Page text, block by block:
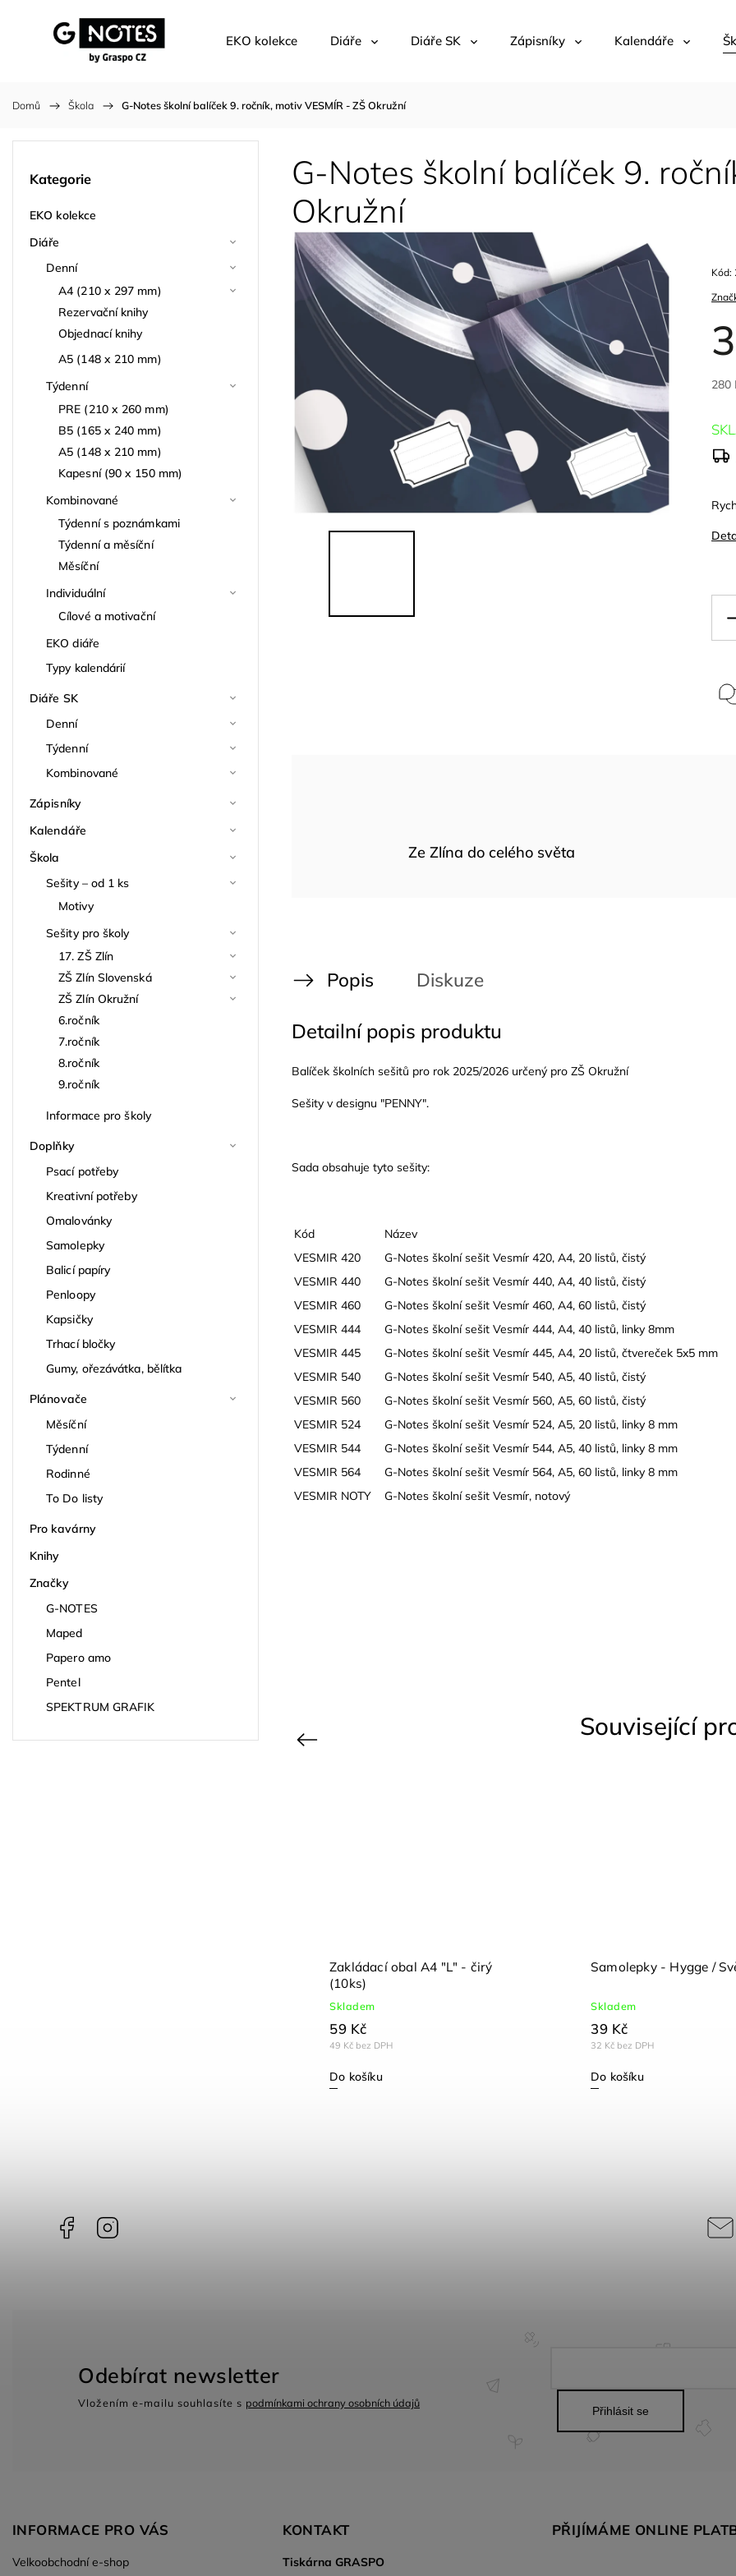
EKO kolekce Diáře Diáře SK Zápisníky Kalendáře
Domů / Škola / G-Notes školní balíček 9. ročník, motiv VESMÍR - ZŠ Okružní
Kategorie
EKO kolekce
Diáře
Denní
A4 (210 x 297 mm)
Rezervační knihy
Objednací knihy
A5 (148 x 210 mm)
Týdenní
PRE (210 x 260 mm)
B5 (165 x 240 mm)
A5 (148 x 210 mm)
Kapesní (90 x 150 mm)
Kombinované
Týdenní s poznámkami
Týdenní a měsíční
Měsíční
Individuální
Cílové a motivační
EKO diáře
Typy kalendárií
Diáře SK
Denní
Týdenní
Kombinované
Zápisníky
Kalendáře
Škola
Sešity – od 1 ks
Motivy
Sešity pro školy
17. ZŠ Zlín
ZŠ Zlín Slovenská
ZŠ Zlín Okružní
6.ročník
7.ročník
8.ročník
9.ročník
Informace pro školy
Doplňky
Psací potřeby
Kreativní potřeby
Omalovánky
Samolepky
Balicí papíry
Penloopy
Kapsičky
Trhací bločky
Gumy, ořezávátka, bělítka
Plánovače
Měsíční
Týdenní
Rodinné
To Do listy
Pro kavárny
Knihy
Značky
G-NOTES
Maped
Papero amo
Pentel
SPEKTRUM GRAFIK
G-Notes školní balíček 9.
Okružní
280
Kód:
Ze Zlína do celého světa
Popis Diskuze
Detailní popis produktu
Balíček školních sešitů pro rok 2025/2026 určený pro ZŠ Okružní
Sešity v designu "PENNY".
Sada obsahuje tyto sešity:
Kód Název
VESMIR 420
G-Notes školní sešit Vesmír 420, A4, 20 listů, čistý
VESMIR 440
G-Notes školní sešit Vesmír 440, A4, 40 listů, čistý
VESMIR 460
G-Notes školní sešit Vesmír 460, A4, 60 listů, čistý
VESMIR 444
G-Notes školní sešit Vesmír 444, A4, 40 listů, linky 8mm
VESMIR 445
G-Notes školní sešit Vesmír 445, A4, 20 listů, čtvereček 5x5 mm
VESMIR 540
G-Notes školní sešit Vesmír 540, A5, 40 listů, čistý
VESMIR 560
G-Notes školní sešit Vesmír 560, A5, 60 listů, čistý
VESMIR 524
G-Notes školní sešit Vesmír 524, A5, 20 listů, linky 8 mm
VESMIR 544
G-Notes školní sešit Vesmír 544, A5, 40 listů, linky 8 mm
VESMIR 564
G-Notes školní sešit Vesmír 564, A5, 60 listů, linky 8 mm
VESMIR NOTY
G-Notes školní sešit Vesmír, notový
Související
Previous
Zakládací obal A4 "L" - čirý
(10ks)
Skladem
49 Kč bez DPH
59 Kč
Do košíku
Samolepky - Hygge /
Skladem
32 Kč bez DPH
39 Kč
Do košíku
Facebook
INFORMACE PRO VÁS
Velkoobchodní e-shop
KONTAKT
Tiskárna GRASPO
PŘIJÍMÁME ONLINE
Odebírat newsletter
Vložením e-mailu souhlasíte s podmínkami ochrany osobních údajů
Přihlásit se